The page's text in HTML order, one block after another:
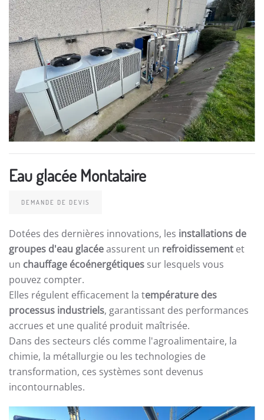
Eau glacée Montataire
DEMANDE DE DEVIS
Dotées des dernières innovations, les installations de
groupes d'eau glacéeassurent un refroidissement et
un chauffage écoénergétiques sur lesquels vous
pouvez compter.
Elles régulent efficacement la température des
processus industriels, garantissant des performances
accrues et une qualité produit maîtrisée.
Dans des secteurs clés comme l'agroalimentaire, la
chimie, la métallurgie ou les technologies de
transformation, ces systèmes sont devenus
incontournables.